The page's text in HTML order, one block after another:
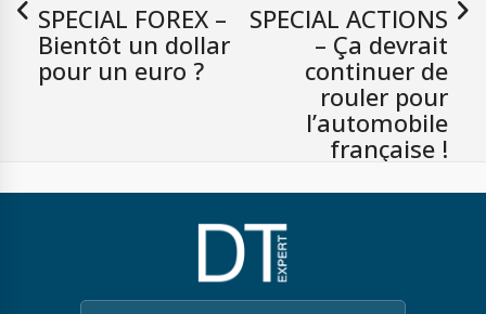
SPECIAL FOREX –
Bientôt un dollar
pour un euro ?
SPECIAL ACTIONS
– Ça devrait
continuer de
rouler pour
l’automobile
française !